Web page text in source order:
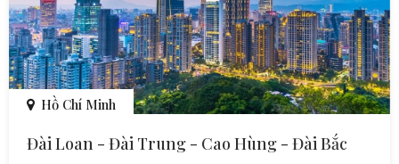
Hồ Chí Minh
Đài Loan - Đài Trung - Cao Hùng - Đài Bắc